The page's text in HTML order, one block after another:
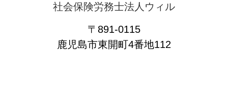
社会保険労務士法人ウィル
〒891-0115
鹿児島市東開町4番地112